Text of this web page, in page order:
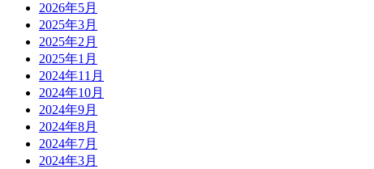
2026年5月
2025年3月
2025年2月
2025年1月
2024年11月
2024年10月
2024年9月
2024年8月
2024年7月
2024年3月